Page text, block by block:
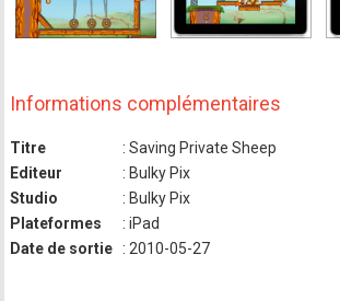
Informations complémentaires
Titre
: Saving Private Sheep
Editeur
: Bulky Pix
Studio
: Bulky Pix
Plateformes
: iPad
Date de sortie
: 2010-05-27